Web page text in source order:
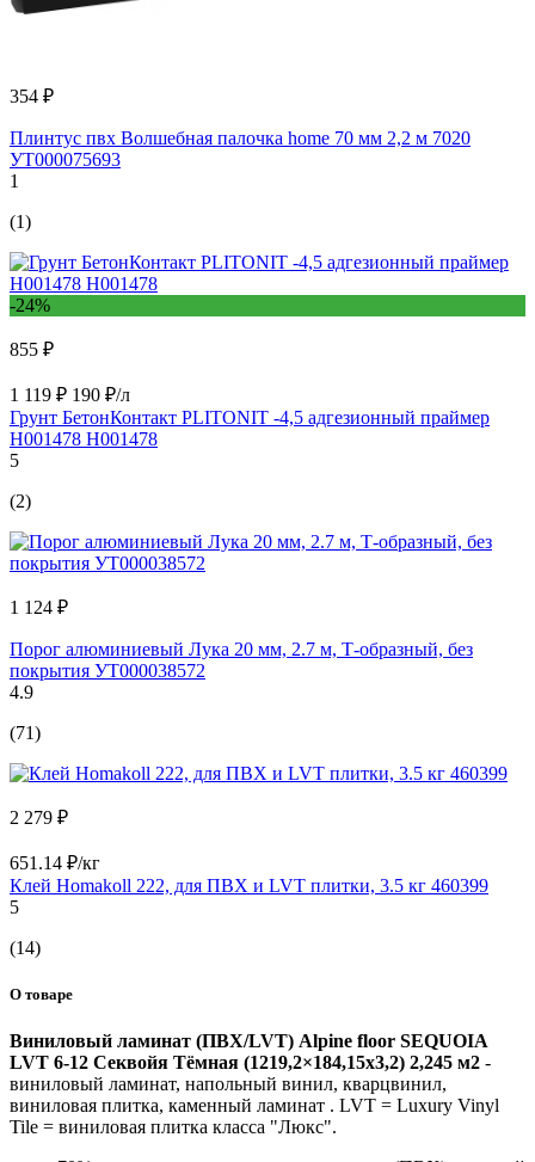
354 ₽
Плинтус пвх Волшебная палочка home 70 мм 2,2 м 7020
УТ000075693
1
(1)
-24%
855 ₽
1 119 ₽ 190 ₽/л
Грунт БетонКонтакт PLITONIT -4,5 адгезионный праймер
H001478 Н001478
5
(2)
1 124 ₽
Порог алюминиевый Лука 20 мм, 2.7 м, Т-образный, без
покрытия УТ000038572
4.9
(71)
2 279 ₽
651.14 ₽/кг
Клей Homakoll 222, для ПВХ и LVT плитки, 3.5 кг 460399
5
(14)
О товаре
Виниловый ламинат (ПВХ/LVT) Alpine floor SEQUOIA
LVT 6-12 Секвойя Тёмная (1219,2×184,15х3,2) 2,245 м2 -
виниловый ламинат, напольный винил, кварцвинил,
виниловая плитка, каменный ламинат . LVT = Luxury Vinyl
Tile = виниловая плитка класса "Люкс".